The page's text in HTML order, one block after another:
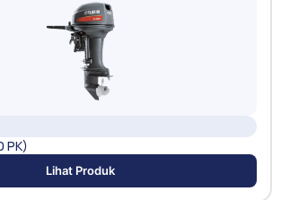
PK)
Lihat Produk